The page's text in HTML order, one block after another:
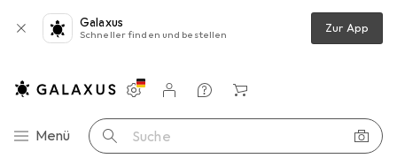
Galaxus
Schneller finden und bestellen Zur App
Navigation nach Kategorien
Menü Suche
Einstellungen
Kundenkonto
Vergleichslisten
Merklisten
Warenkorb